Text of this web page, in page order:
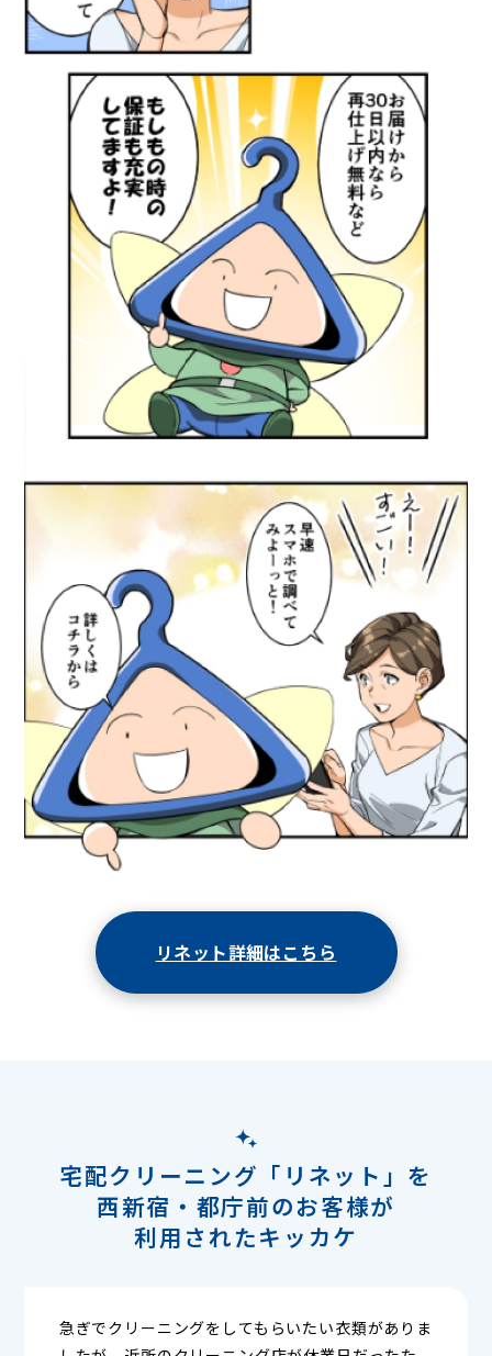
リネット詳細はこちら
宅配クリーニング「リネット」を
西新宿・都庁前のお客様が
利用されたキッカケ
急ぎでクリーニングをしてもらいたい衣類がありま